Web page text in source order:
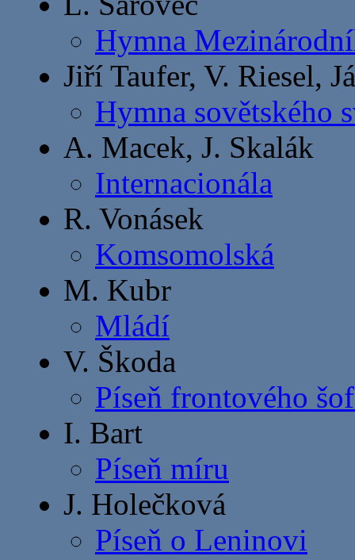
Hymna
Jiří Taufer, V. Riesel,
Hymna sovětského
A. Macek, J. Skalák
Internacionála
R. Vonásek
Komsomolská
M. Kubr
Mládí
V. Škoda
Píseň frontového
I. Bart
Píseň míru
J. Holečková
Píseň o Leninovi